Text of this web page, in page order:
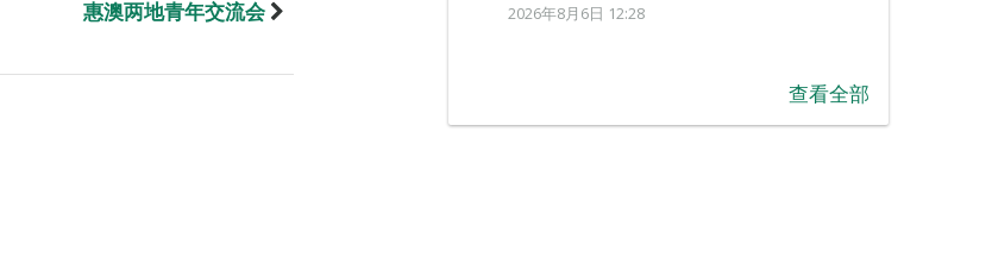
惠澳两地青年交流会
2026年8月6日 12:28
查看全部